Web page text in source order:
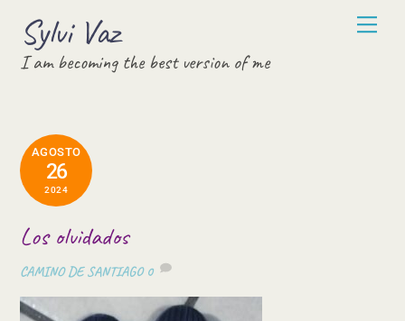
content
Sylvi Vaz
I am becoming the best version of me
AGOSTO
26
2024
Los olvidados
CAMINO DE SANTIAGO 0